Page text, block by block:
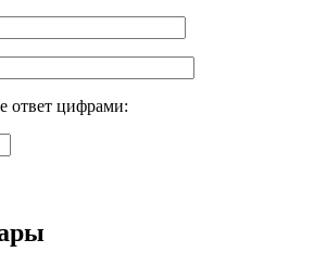
ответ цифрами: